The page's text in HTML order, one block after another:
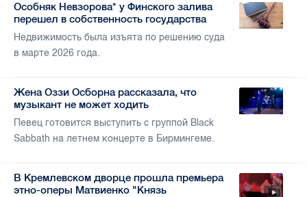
Особняк Невзорова* у Финского залива
перешел в собственность государства
Недвижимость была изъята по решению суда
в марте 2026 года.
Жена Оззи Осборна рассказала, что
музыкант не может ходить
Певец готовится выступить с группой Black
Sabbath на летнем концерте в Бирмингеме.
В Кремлевском дворце прошла премьера
этно-оперы Матвиенко "Князь